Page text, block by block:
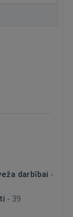
darbībai -
- 39